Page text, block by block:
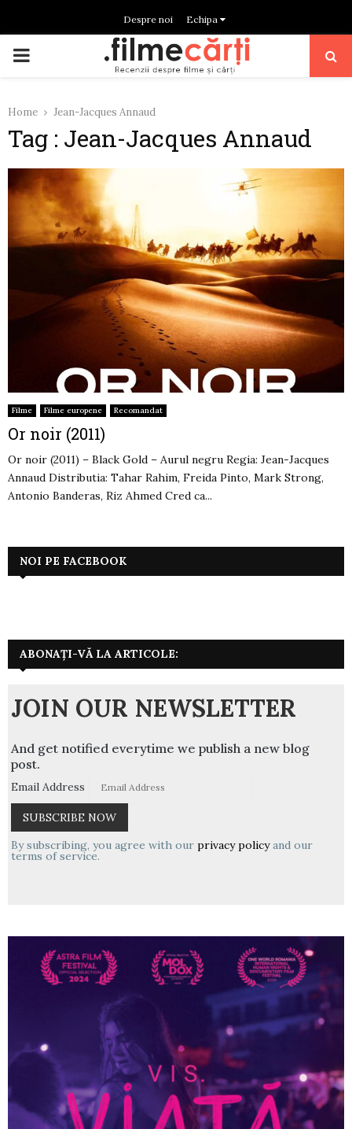
Despre noi Echipa
PRIMARY
Home Jean-Jacques Annaud
Tag : Jean-Jacques Annaud
Filme Filme europene Recomandat
Or noir (2011)
Or noir (2011) – Black Gold – Aurul negru Regia: Jean-Jacques
Annaud Distributia: Tahar Rahim, Freida Pinto, Mark Strong,
Antonio Banderas, Riz Ahmed Cred ca...
NOI PE FACEBOOK
ABONAȚI-VĂ LA ARTICOLE:
JOIN OUR NEWSLETTER
And get notified everytime we publish a new blog
post.
Email Address
By subscribing, you agree with our privacy policyand our
terms of service.